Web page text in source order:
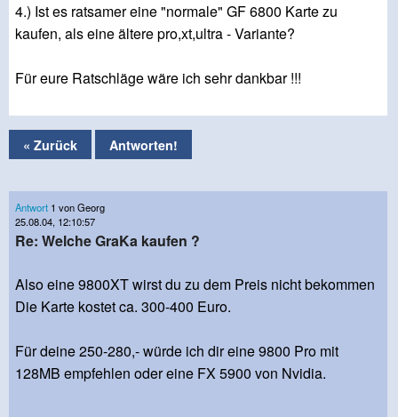
4.) Ist es ratsamer eine "normale" GF 6800 Karte zu
kaufen, als eine ältere pro,xt,ultra - Variante?
Für eure Ratschläge wäre ich sehr dankbar !!!
« Zurück Antworten!
Antwort 1 von Georg
25.08.04, 12:10:57
Re: Welche GraKa kaufen ?
Also eine 9800XT wirst du zu dem Preis nicht bekommen
Die Karte kostet ca. 300-400 Euro.
Für deine 250-280,- würde ich dir eine 9800 Pro mit
128MB empfehlen oder eine FX 5900 von Nvidia.